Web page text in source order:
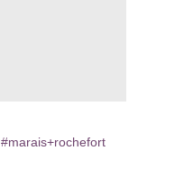
#marais+rochefort